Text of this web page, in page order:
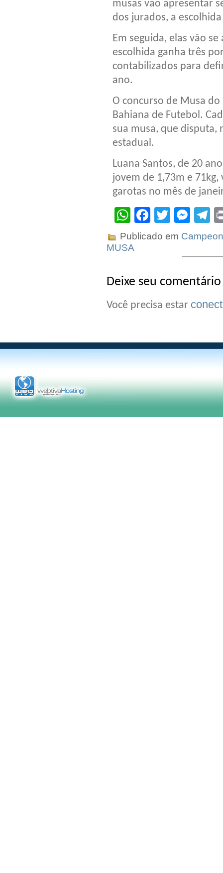
musas vão apresentar
dos jurados, a
Em seguida, elas vão
escolhida ganha três
contabilizados para
ano.
O concurso de Musa
Bahiana de Futebol.
sua musa, que
estadual.
Luana Santos, de 20
jovem de 1,73m e
garotas no mês de
WhatsApp
Facebook
Twitter
Publicado em
MUSA
Deixe seu comentário
Você precisa estar